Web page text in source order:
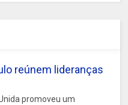
reúnem lideranças
promoveu um